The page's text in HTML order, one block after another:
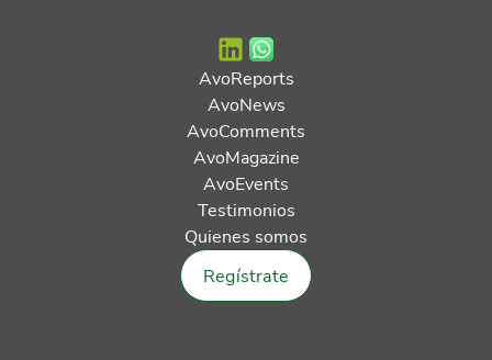
AvoReports
AvoNews
AvoComments
AvoMagazine
AvoEvents
Testimonios
Quienes somos
Regístrate